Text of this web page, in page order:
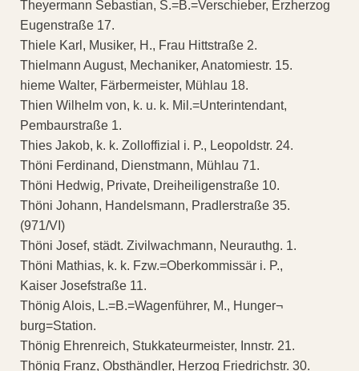
Theyermann Sebastian, S.=B.=Verschieber, Erzherzog
Eugenstraße 17.
Thiele Karl, Musiker, H., Frau Hittstraße 2.
Thielmann August, Mechaniker, Anatomiestr. 15.
hieme Walter, Färbermeister, Mühlau 18.
Thien Wilhelm von, k. u. k. Mil.=Unterintendant,
Pembaurstraße 1.
Thies Jakob, k. k. Zolloffizial i. P., Leopoldstr. 24.
Thöni Ferdinand, Dienstmann, Mühlau 71.
Thöni Hedwig, Private, Dreiheiligenstraße 10.
Thöni Johann, Handelsmann, Pradlerstraße 35.
(971/VI)
Thöni Josef, städt. Zivilwachmann, Neurauthg. 1.
Thöni Mathias, k. k. Fzw.=Oberkommissär i. P.,
Kaiser Josefstraße 11.
Thönig Alois, L.=B.=Wagenführer, M., Hunger¬
burg=Station.
Thönig Ehrenreich, Stukkateurmeister, Innstr. 21.
Thönig Franz, Obsthändler, Herzog Friedrichstr. 30.